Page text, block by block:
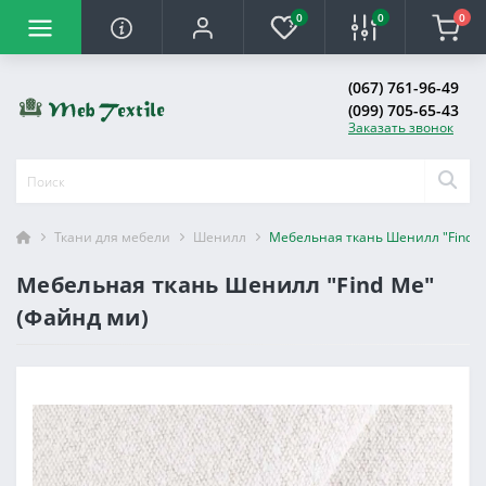
0 0 0
(067) 761-96-49
(099) 705-65-43
Заказать звонок
Ткани для мебели Шенилл Мебельная ткань Шенилл "Find
Мебельная ткань Шенилл "Find Me"
(Файнд ми)